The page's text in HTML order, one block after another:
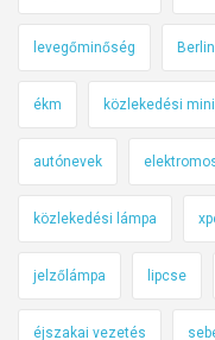
levegőminőség Berlin
ékm közlekedési
autónevek
közlekedési lámpa
jelzőlámpa lipcse
éjszakai vezetés